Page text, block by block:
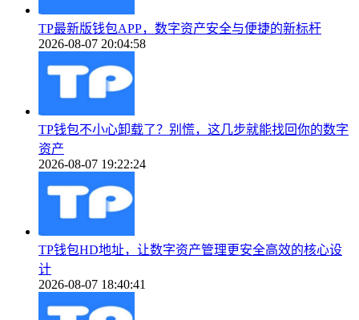
TP最新版钱包APP，数字资产安全与便捷的新标杆
2026-08-07 20:04:58
TP钱包不小心卸载了？别慌，这几步就能找回你的数字
资产
2026-08-07 19:22:24
TP钱包HD地址，让数字资产管理更安全高效的核心设
计
2026-08-07 18:40:41